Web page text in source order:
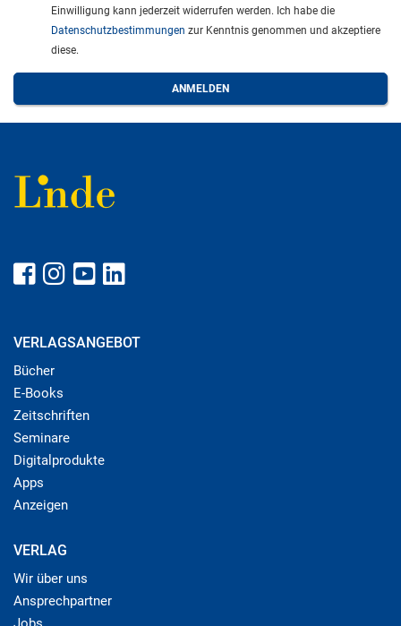
Einwilligung kann jederzeit widerrufen werden. Ich habe die
Datenschutzbestimmungen zur Kenntnis genommen und akzeptiere
diese.
VERLAGSANGEBOT
Bücher
E-Books
Zeitschriften
Seminare
Digitalprodukte
Apps
Anzeigen
VERLAG
Wir über uns
Ansprechpartner